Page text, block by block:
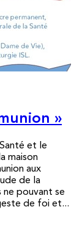
»
et le
maison
aux
de la
ne pouvant se
de foi et...